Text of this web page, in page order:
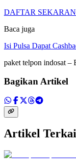
DAFTAR
Baca juga
Isi Pulsa Dapat
paket telpon indosat –
Bagikan Artikel
Artikel